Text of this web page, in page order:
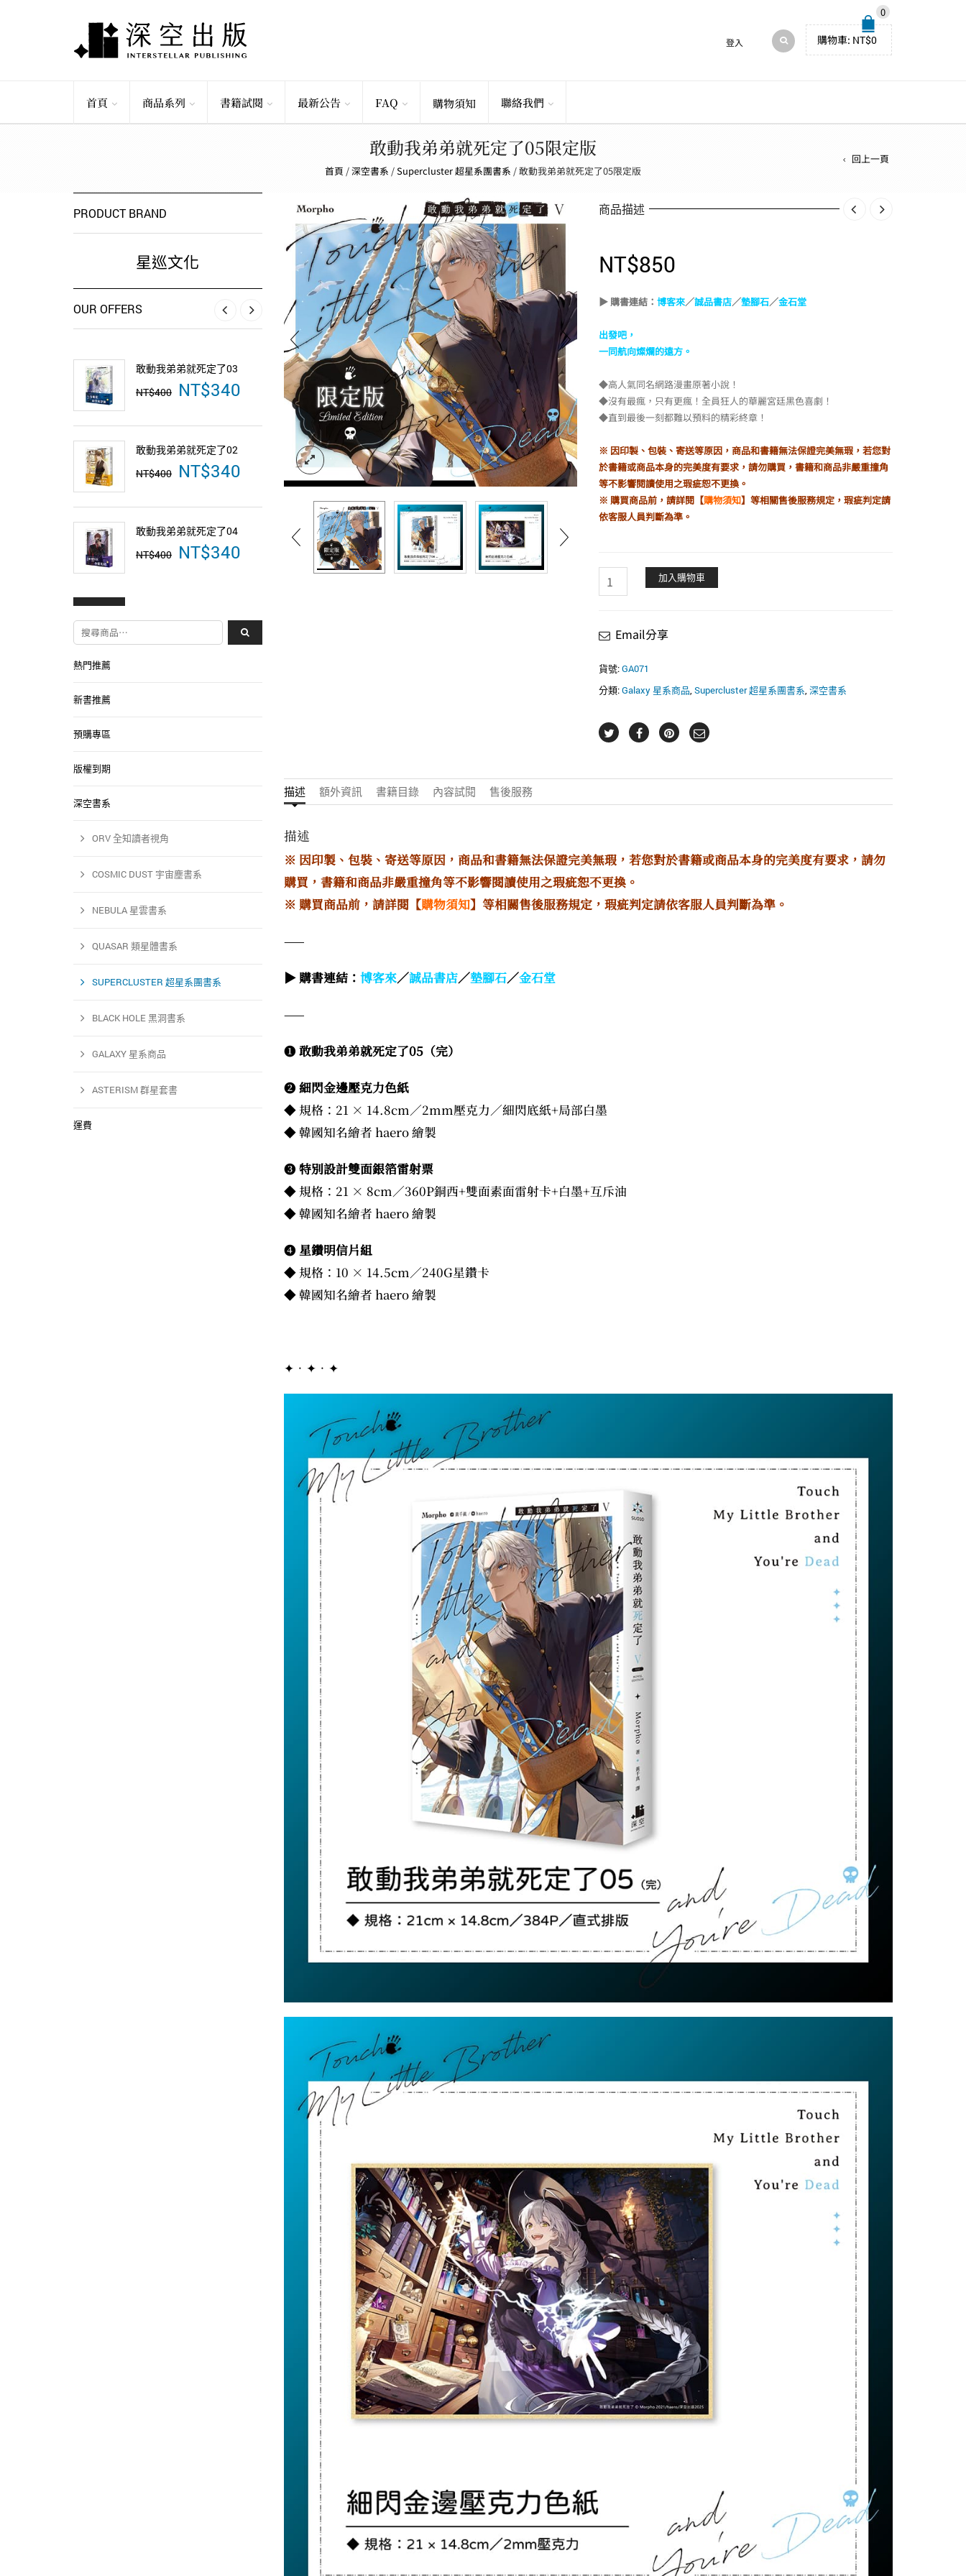
0
購物車: NT$0
登入
首頁 商品系列 書籍試閱 最新公告 FAQ 購物須知 聯絡我們
敢動我弟弟就死定了05限定版
首頁 /深空書系 /Supercluster 超星系團書系 /敢動我弟弟就死定了05限定版
回上一頁
商品描述
NT$850
▶ 購書連結：博客來／誠品書店／墊腳石／金石堂
出發吧，
一同航向燦爛的遠方。
◆高人氣同名網路漫畫原著小說！
◆沒有最瘋，只有更瘋！全員狂人的華麗宮廷黑色喜劇！
◆直到最後一刻都難以預料的精彩終章！
※ 因印製、包裝、寄送等原因，商品和書籍無法保證完美無瑕，若您對
於書籍或商品本身的完美度有要求，請勿購買，書籍和商品非嚴重撞角
等不影響閱讀使用之瑕疵恕不更換。
※ 購買商品前，請詳閱【購物須知】等相關售後服務規定，瑕疵判定請
依客服人員判斷為準。
動
弟
死
了
限
定
加入購物車
Email分享
貨號:GA071
分類:Galaxy 星系商品,Supercluster 超星系團書系,深空書系
描述 額外資訊 書籍目錄 內容試閱 售後服務
描述
※ 因印製、包裝、寄送等原因，商品和書籍無法保證完美無瑕，若您對於書籍或商品本身的完美度有要求，請勿
購買，書籍和商品非嚴重撞角等不影響閱讀使用之瑕疵恕不更換。
※ 購買商品前，請詳閱【購物須知】等相關售後服務規定，瑕疵判定請依客服人員判斷為準。
——
▶ 購書連結： 博客來／誠品書店／墊腳石／金石堂
——
❶敢動我弟弟就死定了05（完）
❷細閃金邊壓克力色紙
◆ 規格：21 × 14.8cm／2mm壓克力／細閃底紙+局部白墨
◆ 韓國知名繪者 haero 繪製
❸特別設計雙面銀箔雷射票
◆ 規格：21 × 8cm／360P銅西+雙面素面雷射卡+白墨+互斥油
◆ 韓國知名繪者 haero 繪製
❹星鑽明信片組
◆ 規格：10 × 14.5cm／240G星鑽卡
◆ 韓國知名繪者 haero 繪製
✦．✦．✦
PRODUCT BRAND
星巡文化
OUR OFFERS
敢動我弟弟就死定了03
NT$400 原
始
NT$400。
NT$340
NT$340。
敢動我弟弟就死定了02
NT$400 原
始
NT$400。
NT$340
NT$340。
敢動我弟弟就死定了04
NT$400 原
始
NT$340
敢動我弟弟就死定了01
NT$400 原
始
價
格：
NT$400。
NT$340 目
前
格：
NT$340。
‹ ›
搜尋關鍵字:
熱門推薦
新書推薦
預購專區
版權到期
深空書系
ORV 全知讀者視角
COSMIC DUST 宇宙塵書系
NEBULA 星雲書系
QUASAR 類星體書系
SUPERCLUSTER 超星系團書系
BLACK HOLE 黑洞書系
GALAXY 星系商品
ASTERISM 群星套書
運費